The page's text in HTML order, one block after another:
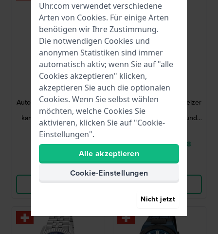
Festina
F20091/1
Automatic 41 mm Schweizer
Automatikuhr mit
kannelierter Lünette und
Datumslibelle
675,00 €
● Auf Lager
Vergleichen
Produkt ansehen
F20090/3
Automatic 41 mm Schweizer
Automatikuhr mit
kannelierter Lünette und
Datumslibelle
● Lieferung in 5 - 8
Vergleichen
Produkt ansehen
Uhr.com verwendet verschiedene
Arten von Cookies. Für einige Arten
benötigen wir Ihre Zustimmung.
Die notwendigen Cookies und
anonymen Statistiken sind immer
automatisch aktiv; wenn Sie auf "alle
Cookies akzeptieren" klicken,
akzeptieren Sie auch die optionalen
Cookies. Wenn Sie selbst wählen
möchten, welche Cookies Sie
aktivieren, klicken Sie auf "Cookie-
Einstellungen".
Alle akzeptieren
Cookie-Einstellungen
Nicht jetzt